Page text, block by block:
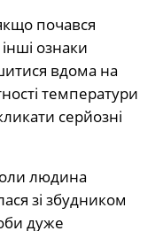
почався
ознаки
вдома на
температури
серйозні
людина
зі збудником
дуже